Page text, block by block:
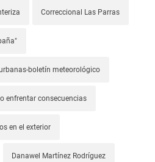
Correccional Las Parras
boletín meteorológico
enfrentar consecuencias
en el exterior
Danawel Martínez Rodríguez